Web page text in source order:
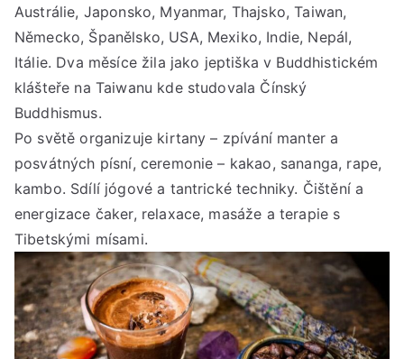
Austrálie, Japonsko, Myanmar, Thajsko, Taiwan,
Německo, Španělsko, USA, Mexiko, Indie, Nepál,
Itálie. Dva měsíce žila jako jeptiška v Buddhistickém
klášteře na Taiwanu kde studovala Čínský
Buddhismus.
Po světě organizuje kirtany – zpívání manter a
posvátných písní, ceremonie – kakao, sananga, rape,
kambo. Sdílí jógové a tantrické techniky. Čištění a
energizace čaker, relaxace, masáže a terapie s
Tibetskými mísami.